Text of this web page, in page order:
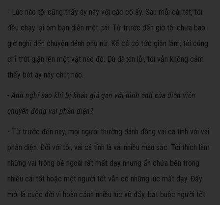
- Lúc nào tôi cũng thấy áy náy với các cô ấy. Sau mỗi cái tát, tôi
đều chạy lại ôm bạn diễn một cái. Từ trước đến giờ tôi chưa bao
giờ nghĩ đến chuyện đánh phụ nữ. Kể cả có tức giận lắm, tôi cũng
chỉ trút giận lên một vật nào đó. Dù đã xin lỗi, tôi vẫn không cảm
thấy bớt áy náy chút nào.
- Anh nghĩ sao khi bị khán giả gắn với hình ảnh của diễn viên
chuyên đóng vai phản diện?
- Từ trước đến nay, mọi người thường đánh đồng vai cá tính với vai
phản diện. Đối với tôi, vai cá tính là vai nhiều màu sắc. Tôi thích làm
những vai trông bề ngoài rất mất dạy nhưng ẩn chứa bên trong
nhiều cái tốt hoặc một người tốt vẫn có những lúc mất dạy. Đấy
mới là cuộc đời vì hoàn cảnh nhiều lúc xô đẩy, bắt buộc người tốt